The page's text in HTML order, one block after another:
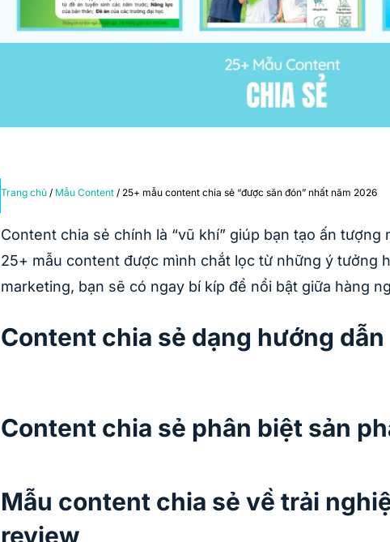
Trang chủ / Mẫu Content / 25+ mẫu content chia sẻ “được săn đón” nhất năm 2026
Content chia sẻ chính là “vũ khí” giúp bạn tạo ấn tượng
25+ mẫu content được mình chắt lọc từ những ý tưởng
marketing, bạn sẽ có ngay bí kíp để nổi bật giữa hàng
Content chia sẻ dạng hướng dẫn
Content chia sẻ phân biệt sản
Mẫu content chia sẻ về trải
review